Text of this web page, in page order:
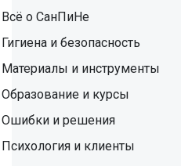
Всё о СанПиНе
Гигиена и безопасность
Материалы и инструменты
Образование и курсы
Ошибки и решения
Психология и клиенты